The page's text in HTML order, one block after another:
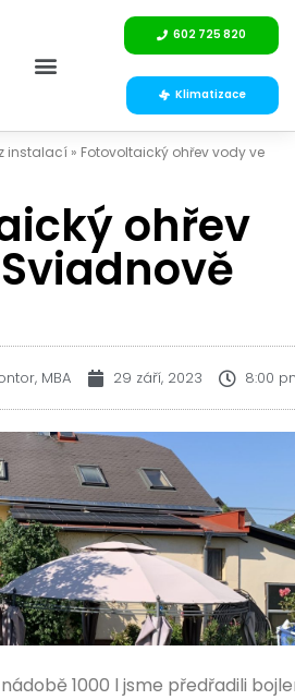
602 725 820
Klimatizace
instalací » Fotovoltaický ohřev vody ve
ohřev
MBA 29 září, 2023 8:00
1000 l jsme předřadili